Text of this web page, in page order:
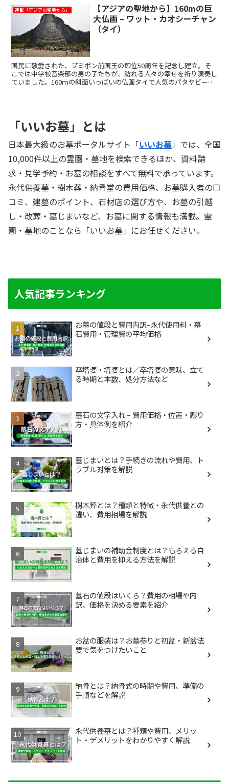
連載「アジアの聖地から」
【アジアの聖地から】160mの巨
大仏画 – ワット・カオシーチャン
（タイ）
国民に敬愛された、プミポン前国王の即位50周年を記念し建立。そ
こでは中学校音楽部の男の子たちが、訪れる人々の幸せを祈り演奏し
ていました。160ｍの斜面いっぱいの仏画タイで人気のパタヤビーチ
「いいお墓」とは
日本最大級のお墓ポータルサイト「いいお墓」では、全国
10,000件以上の霊園・墓地を検索できるほか、資料請
求・見学予約・お墓の相談をすべて無料で承っています。
永代供養墓・樹木葬・納骨堂の費用価格、お墓購入者の口
コミ、建墓のポイント、石材店の選び方や、お墓の引越
し・改葬・墓じまいなど、お墓に関する情報も満載。霊
園・墓地のことなら「いいお墓」にお任せください。
人気記事ランキング
お墓の値段と費用内訳–永代使用料・墓
石費用・管理費の平均価格
卒塔婆・塔婆とは／卒塔婆の意味、立て
る時期と本数、処分方法など
墓石の文字入れ – 費用価格・位置・彫り
方・具体例を紹介
墓じまいとは？手続きの流れや費用、ト
ラブル対策を解説
樹木葬とは？種類と特徴・永代供養との
違い、費用相場を解説
墓じまいの補助金制度とは？もらえる自
治体と費用を抑える方法を解説
墓石の値段はいくら？費用の相場や内
訳、価格を決める要素を紹介
お盆の服装は？お墓参りと初盆・新盆法
要で気をつけたいこと
納骨とは？納骨式の時期や費用、準備の
手順などを解説
永代供養墓とは？種類や費用、メリッ
ト・デメリットをわかりやすく解説